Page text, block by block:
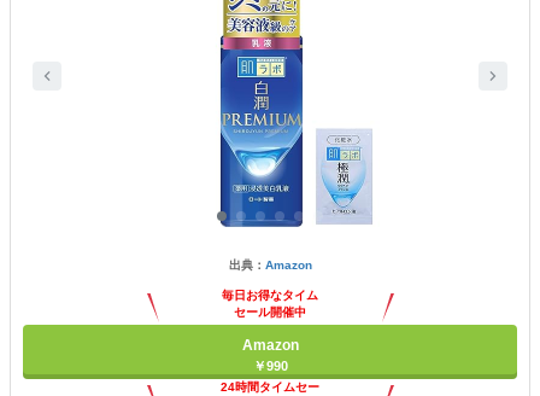
出典： Amazon
毎日お得なタイム
セール開催中
Amazon
￥990
24時間タイムセー